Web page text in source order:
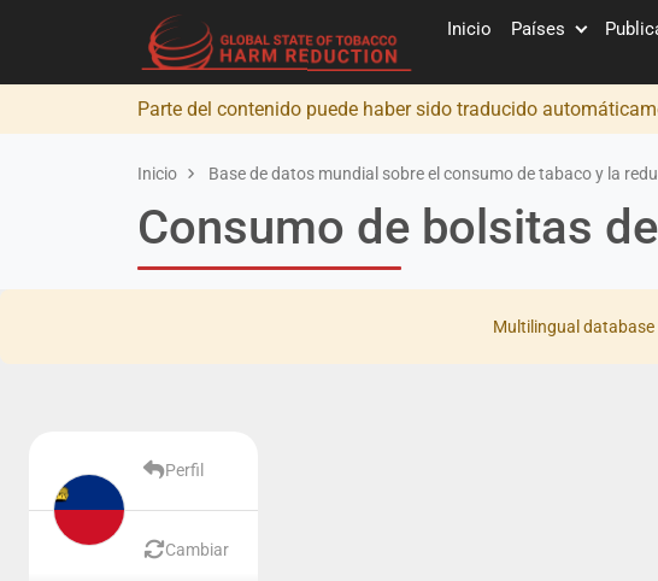
Inicio Países
Parte del contenido puede haber sido traducido
Inicio Base de datos mundial sobre el consumo de tabaco y la
Consumo de bolsitas
Multilingual database
Perfil
Cambiar